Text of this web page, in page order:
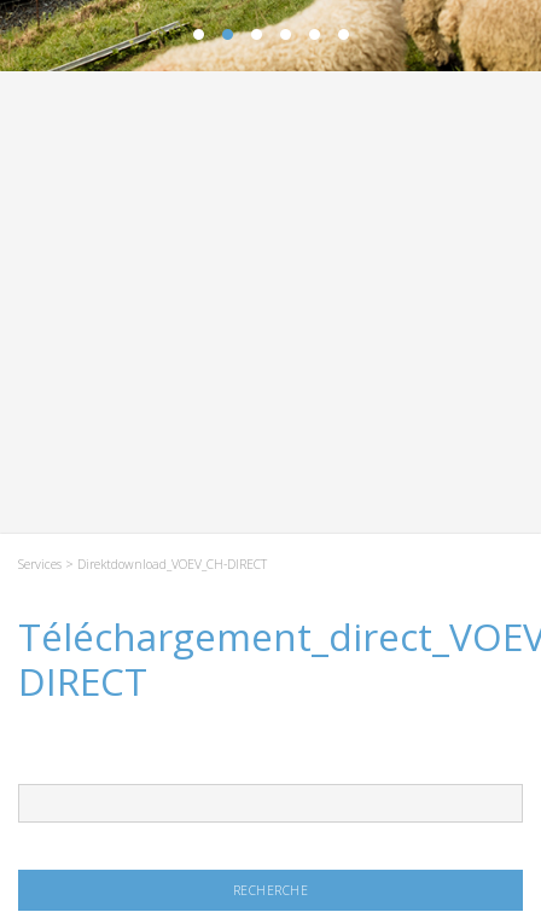
Services > Direktdownload_VOEV_CH-DIRECT
DIRECT